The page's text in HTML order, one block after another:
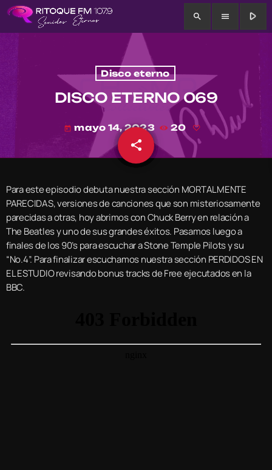
search menu play_arrow
Disco eterno
DISCO ETERNO 069
today mayo 14, 2023 20
share
email
Para este episodio debuta nuestra sección MORTALMENTE
PARECIDAS, versiones de canciones que son misteriosamente
parecidas a otras, hoy abrimos con Chuck Berry en relación a
The Beatles y uno de sus grandes éxitos. Pasamos luego a
finales de los 90’s para escuchar a Stone Temple Pilots y su
“No.4”. Para finalizar escuchamos nuestra sección PERDIDOS EN
EL ESTUDIO revisando bonus tracks de Free ejecutados en la
BBC.